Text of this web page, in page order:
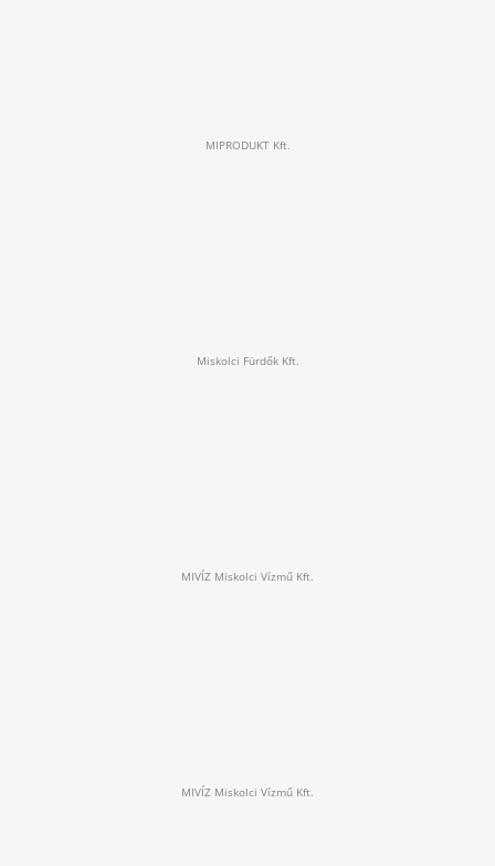
MIPRODUKT Kft.
Miskolci Fürdők Kft.
MIVÍZ Miskolci Vízmű Kft.
MIVÍZ Miskolci Vízmű Kft.